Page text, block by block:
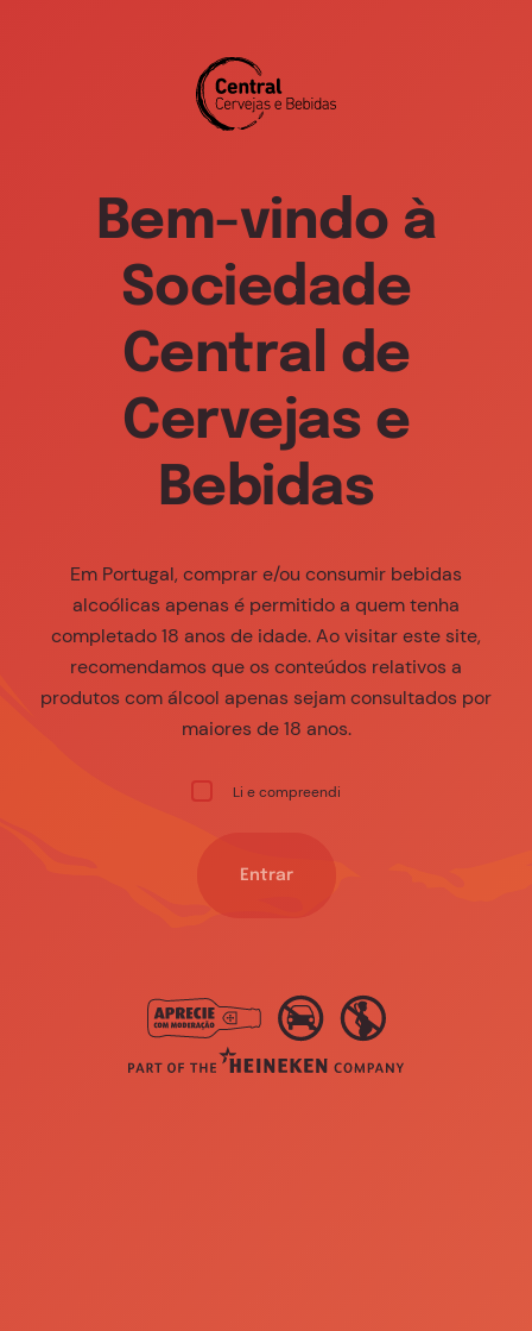
Bem-vindo à
Sociedade
Central de
Cervejas e
Bebidas
Em Portugal, comprar e/ou consumir bebidas
alcoólicas apenas é permitido a quem tenha
completado 18 anos de idade. Ao visitar este site,
recomendamos que os conteúdos relativos a
produtos com álcool apenas sejam consultados por
maiores de 18 anos.
Li e compreendi
Entrar